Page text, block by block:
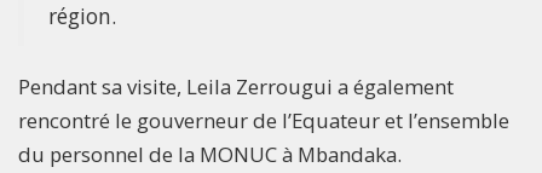
région.
Pendant sa visite, Leila Zerrougui a également
rencontré le gouverneur de l’Equateur et l’ensemble
du personnel de la MONUC à Mbandaka.